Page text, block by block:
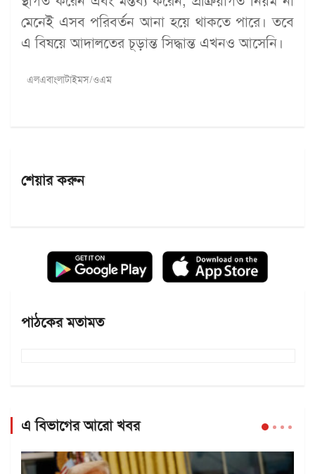
মেনেই এসব পরিবর্তন আনা হয়ে থাকতে পারে। তবে
এ বিষয়ে আদালতের চূড়ান্ত সিদ্ধান্ত এখনও আসেনি।
এলএবাংলাটাইমস/ওএম
শেয়ার করুন
পাঠকের মতামত
এ বিভাগের আরো খবর